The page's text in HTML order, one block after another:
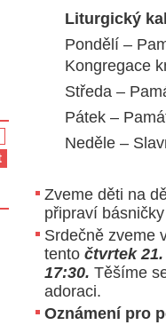
Liturgický
Pondělí –
Kongregace
Středa –
Pátek –
Neděle –
Zveme děti na
připraví
Srdečně zveme
tento čtvrtek
17:30. Těšíme
adoraci.
Oznámení pro